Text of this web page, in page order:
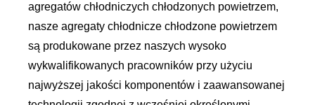
agregatów chłodniczych chłodzonych powietrzem,
nasze agregaty chłodnicze chłodzone powietrzem
są produkowane przez naszych wysoko
wykwalifikowanych pracowników przy użyciu
najwyższej jakości komponentów i zaawansowanej